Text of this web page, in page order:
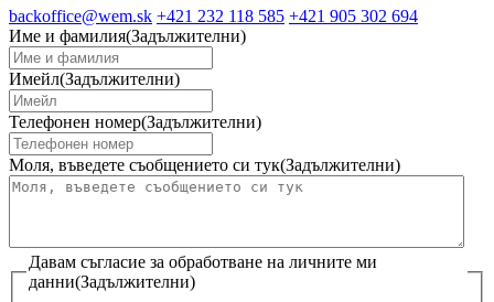
backoffice@wem.sk +421 232 118 585 +421 905 302 694
Име и фамилия(Задължителни)
Имейл(Задължителни)
Телефонен номер(Задължителни)
Моля, въведете съобщението си тук(Задължителни)
Давам съгласие за обработване на личните ми
данни(Задължителни)